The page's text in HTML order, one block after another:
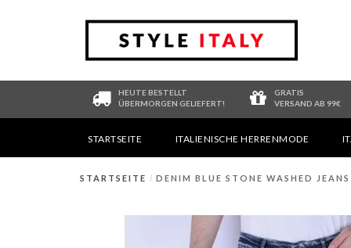
HEUTE BESTELLT
ÜBERMORGEN GELIEFERT!
GRATIS
VERSAND AB 99€
STARTSEITE ITALIENISCHE HERRENMODE
STARTSEITE / DENIM BLUE STONE WASHED